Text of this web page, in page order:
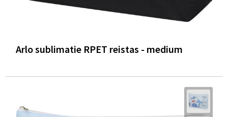
Arlo sublimatie RPET reistas - medium